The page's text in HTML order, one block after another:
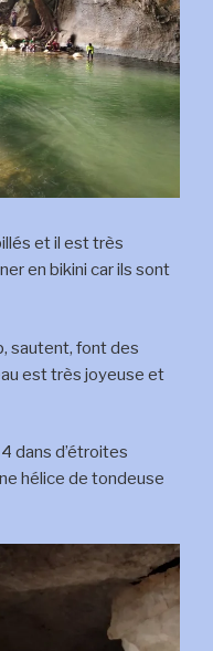
et il est très
en bikini car ils sont
sautent, font des
est très joyeuse et
dans d’étroites
hélice de tondeuse